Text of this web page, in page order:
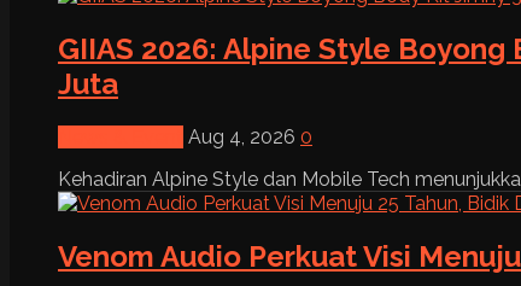
GIIAS 2026: Alpine Style
Juta
Aug 4, 2026 0
Kehadiran Alpine Style dan Mobile Tech
Venom Audio Perkuat Visi